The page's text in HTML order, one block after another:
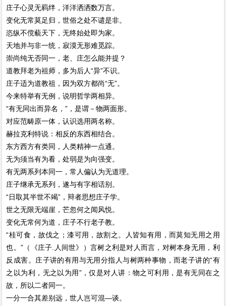
庄子心灵无羁绊，洋洋洒洒数万言。
变化无常莫足归，世俗之处不谴是非。
恣纵不傥藐天下，无终始处即为家。
天地并与非一统，寂漠无形难觅踪。
崇尚纯无否同一，老、庄怎么能并提？
道教拜老为祖师，多为后人“异”不识。
庄子适为道教祖，因为双方都尚“无”。
今来特举有无例，说明哲学两相异。
“有无同出而异名，”，是谓－物两面形。
对应范畴原一体，认识选用两名称。
赫拉克利特说：相反的东西相结合。
东方西方有类同，人类精神一点通。
无为须当有为看，处弱是为向强变。
有无两系列本同一，常人偏认为无道理。
庄子继承无系列，遂与有字相话别。
“日取其半世不竭”，辩者思想庄子学。
世之无限无端崖，芒忽何之闻风悦。
变化无常何为道，庄子不行老子教。
“桂可食，故伐之；漆可用，故割之。人皆知有用，而莫知无用之用
也。”（《庄子.人间世》）言树之利是对人而言，对树本身无用，利
反成害。庄子讲的有用与无用分指人与树两种事物，而老子讲的“有
之以为利，无之以为用”，仅是对人讲：物之可利用，是有无同在之
故，所以二者同一。
一分一合其差别远，世人岂可混—谈。